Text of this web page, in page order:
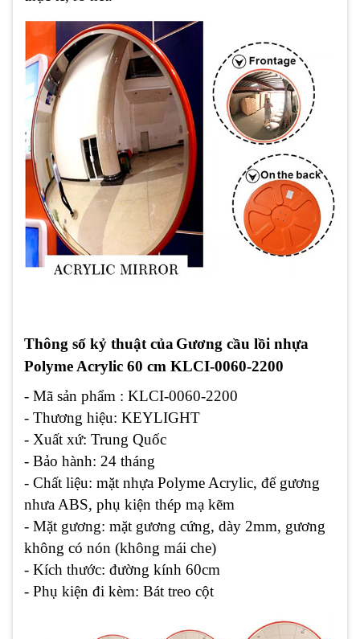
Thông số kỷ thuật của Gương cầu lồi nhựa
Polyme Acrylic 60 cm KLCI-0060-2200
- Mã sản phẩm : KLCI-0060-2200
- Thương hiệu: KEYLIGHT
- Xuất xứ: Trung Quốc
- Bảo hành: 24 tháng
- Chất liệu: mặt nhựa Polyme Acrylic, đế gương
nhưa ABS, phụ kiện thép mạ kẽm
- Mặt gương: mặt gương cứng, dày 2mm, gương
không có nón (không mái che)
- Kích thước: đường kính 60cm
- Phụ kiện đi kèm: Bát treo cột